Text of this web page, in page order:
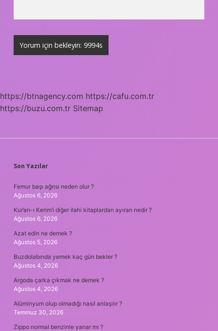
https://btnagency.com https://cafu.com.tr
https://buzu.com.tr Sitemap
SIDEBAR
Son Yazılar
Femur başı ağrısı neden olur ?
Ağustos 6, 2026
Kur’an-ı Kerim’i diğer ilahi kitaplardan ayıran nedir ?
Ağustos 6, 2026
Azat edin ne demek ?
Ağustos 5, 2026
Buzdolabında yemek kaç gün bekler ?
Ağustos 4, 2026
Argoda çarka çıkmak ne demek ?
Ağustos 4, 2026
Alüminyum olup olmadığı nasıl anlaşılır ?
Temmuz 30, 2026
Zippo normal benzinle yanar mı ?